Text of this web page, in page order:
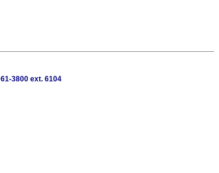
3800 ext. 6104